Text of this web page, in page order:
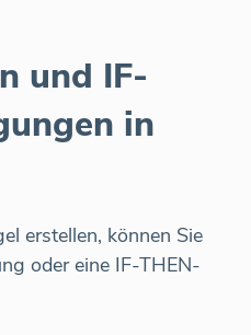
und IF-
in
erstellen, können Sie
oder eine IF-THEN-